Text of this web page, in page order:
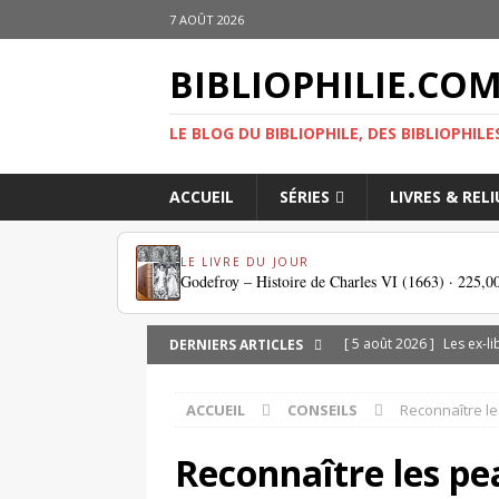
7 AOÛT 2026
BIBLIOPHILIE.COM
LE BLOG DU BIBLIOPHILE, DES
ACCUEIL SÉRIES LIVRES &
LE LIVRE DU JOUR
Godefroy – Histoire de Charles VI (1663) ·
DERNIERS ARTICLES [ 5 août 2026 ] Les ex-
[ 3 août 2026 ]
[ 1 août 2026 ]
ACCUEIL CONSEILS Reconnaître
Reconnaître les